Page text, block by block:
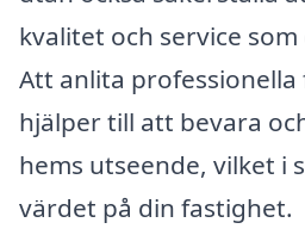
kvalitet och service
Att anlita
hjälper till att bevara
hems utseende, vilket i
värdet på din fastighet.